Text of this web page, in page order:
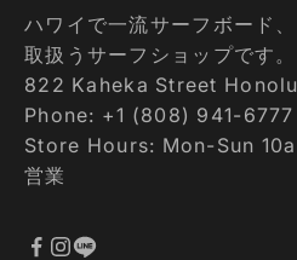
ハワイで一流サーフボード
取扱うサーフショップです。
822 Kaheka Street
Phone: +1 (808) 941-6777
Store Hours: Mon-Sun
営業